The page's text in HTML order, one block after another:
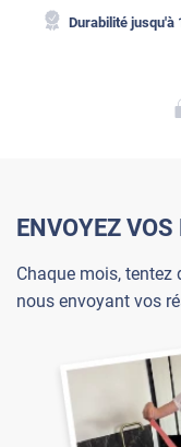
Durabilité jusqu'à
ENVOYEZ
Chaque mois, tentez
nous envoyant vos